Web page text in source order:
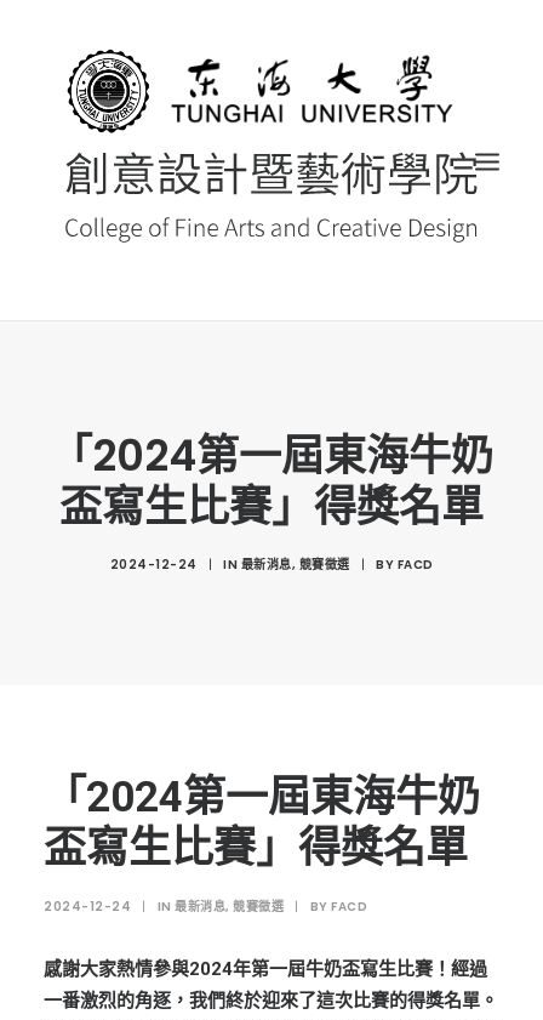
創藝院簡介
系所導覽
創意科技與藝術跨域學分學程
表單下載
招生資訊
高中生專區
境外生專區 PROSPECTIVE STUDENTS
聯絡我們 CONTACT
法規章程
「2024第一屆東海牛奶
盃寫生比賽」得獎名單
2024-12-24 | IN 最新消息, 競賽徵選 | BY FACD
「2024第一屆東海牛奶
盃寫生比賽」得獎名單
2024-12-24 | IN 最新消息, 競賽徵選 | BY FACD
感謝大家熱情參與2024年第一屆牛奶盃寫生比賽！經過
一番激烈的角逐，我們終於迎來了這次比賽的得獎名單。